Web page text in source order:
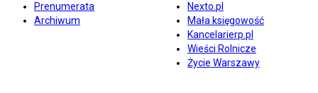
Prenumerata
Archiwum
Nexto.pl
Mała księgowość
Kancelarierp.pl
Wieści Rolnicze
Życie Warszawy